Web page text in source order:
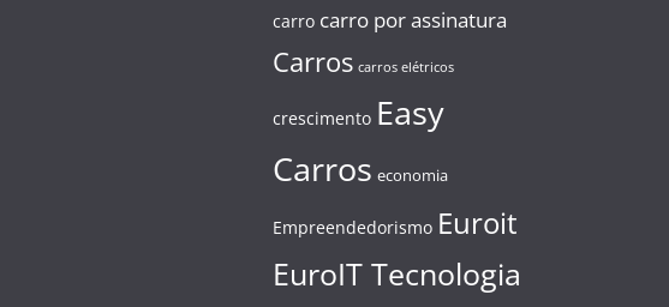
carro carro por assinatura
Carros carros elétricos
crescimento Easy
Carros economia
Empreendedorismo Euroit
EuroIT Tecnologia